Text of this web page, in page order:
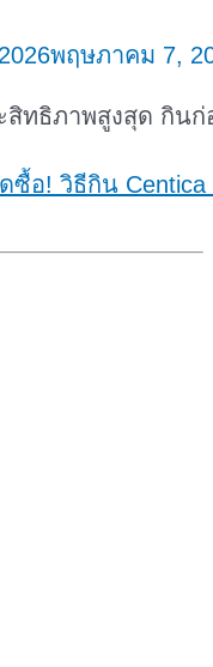
พฤษภาคม 7,
สิทธิภาพสูงสุด กิ
ซื้อ! วิธีกิน